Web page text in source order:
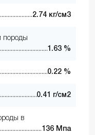
2.74 кг/см3
породы
1.63 %
0.22 %
0.41 г/см2
в
136 Мпа